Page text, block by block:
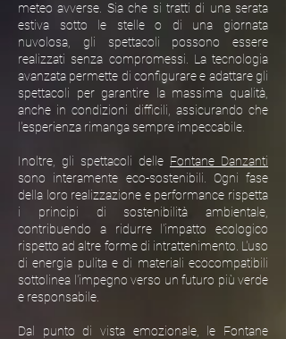
meteo avverse. Sia che si tratti di una serata
estiva sotto le stelle o di una giornata
nuvolosa, gli spettacoli possono essere
realizzati senza compromessi. La tecnologia
avanzata permette di configurare e adattare gli
spettacoli per garantire la massima qualità,
anche in condizioni difficili, assicurando che
l'esperienza rimanga sempre impeccabile.
Inoltre, gli spettacoli delle Fontane Danzanti
sono interamente eco-sostenibili. Ogni fase
della loro realizzazione e performance rispetta
i principi di sostenibilità ambientale,
contribuendo a ridurre l'impatto ecologico
rispetto ad altre forme di intrattenimento. L'uso
di energia pulita e di materiali ecocompatibili
sottolinea l'impegno verso un futuro più verde
e responsabile.
Dal punto di vista emozionale, le Fontane